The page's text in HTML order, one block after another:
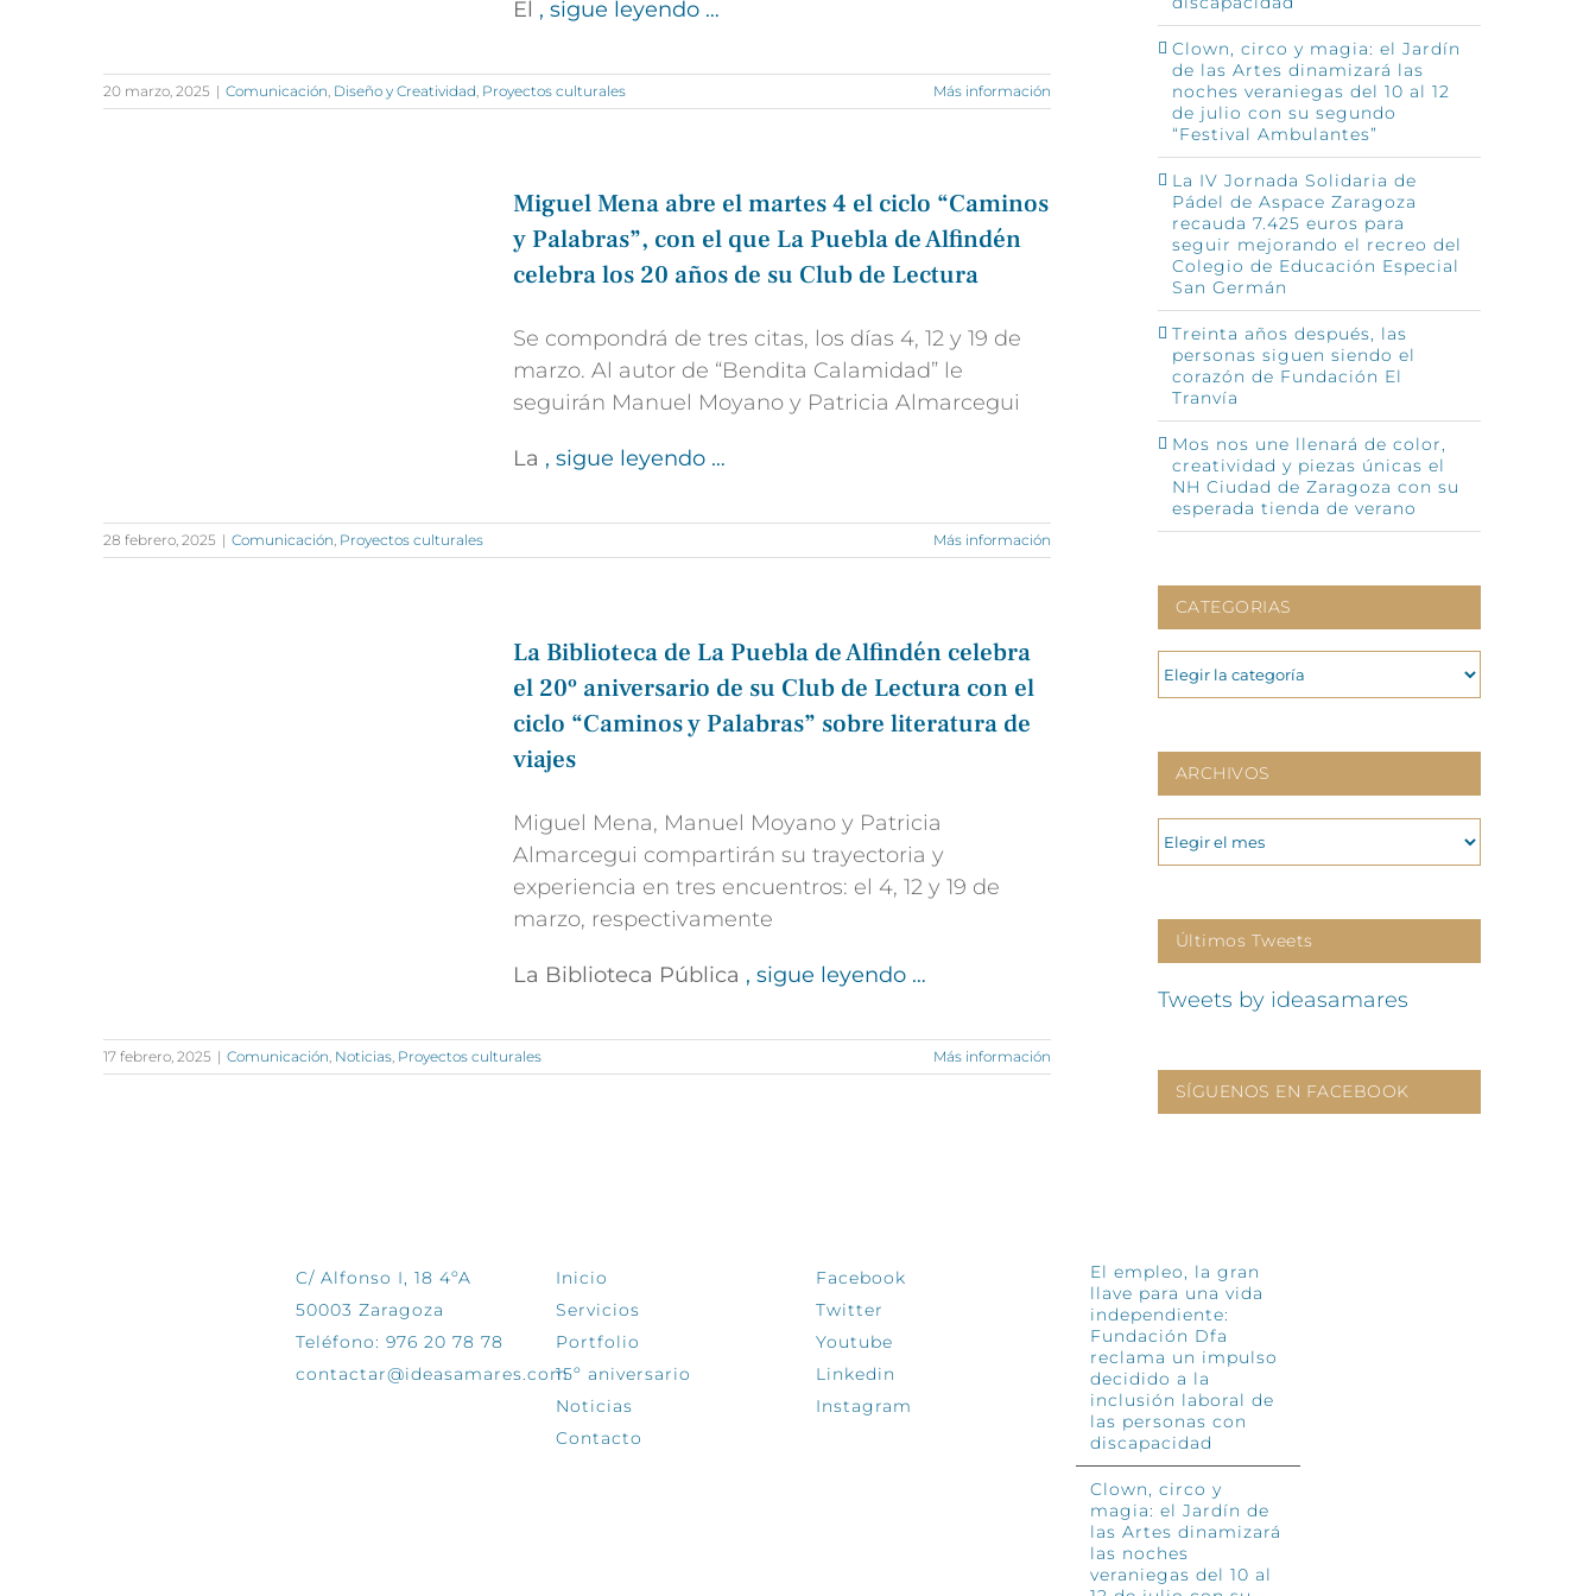
El , sigue leyendo …
20 marzo, 2025 | Comunicación, Diseño y Creatividad, Proyectos culturales Más información
Miguel Mena abre el martes 4 el ciclo “Caminos
y Palabras”, con el que La Puebla de Alfindén
celebra los 20 años de su Club de Lectura
Se compondrá de tres citas, los días 4, 12 y 19 de
marzo. Al autor de “Bendita Calamidad” le
seguirán Manuel Moyano y Patricia Almarcegui
La , sigue leyendo …
28 febrero, 2025 | Comunicación, Proyectos culturales Más información
La Biblioteca de La Puebla de Alfindén celebra
el 20º aniversario de su Club de Lectura con el
ciclo “Caminos y Palabras” sobre literatura de
viajes
Miguel Mena, Manuel Moyano y Patricia
Almarcegui compartirán su trayectoria y
experiencia en tres encuentros: el 4, 12 y 19 de
marzo, respectivamente
La Biblioteca Pública , sigue leyendo …
17 febrero, 2025 | Comunicación, Noticias, Proyectos culturales Más información
Clown, circo y magia: el Jardín
de las Artes dinamizará las
noches veraniegas del 10 al 12
de julio con su segundo
“Festival Ambulantes”
La IV Jornada Solidaria de
Pádel de Aspace Zaragoza
recauda 7.425 euros para
seguir mejorando el recreo del
Colegio de Educación Especial
San Germán
Treinta años después, las
personas siguen siendo el
corazón de Fundación El
Tranvía
Mos nos une llenará de color,
creatividad y piezas únicas el
NH Ciudad de Zaragoza con su
esperada tienda de verano
CATEGORIAS
CATEGORIAS
ARCHIVOS
ARCHIVOS
Últimos Tweets
Tweets by ideasamares
SÍGUENOS EN FACEBOOK
C/ Alfonso I, 18 4ºA
50003 Zaragoza
Teléfono: 976 20 78 78
contactar@ideasamares.com
Inicio
Servicios
Portfolio
15º aniversario
Noticias
Contacto
Facebook
Twitter
Youtube
Linkedin
Instagram
El empleo, la gran
llave para una vida
independiente:
Fundación Dfa
reclama un impulso
decidido a la
inclusión laboral de
las personas con
discapacidad
Clown, circo y
magia: el Jardín de
las Artes dinamizará
las noches
veraniegas del 10 al